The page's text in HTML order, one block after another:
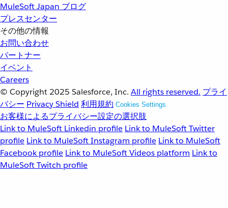
MuleSoft Japan ブログ
プレスセンター
その他の情報
お問い合わせ
パートナー
イベント
Careers
© Copyright 2025 Salesforce, Inc. All rights reserved. プライ
バシー Privacy Shield 利用規約 Cookies Settings
お客様によるプライバシー設定の選択肢
Link to MuleSoft Linkedin profile Link to MuleSoft Twitter
profile Link to MuleSoft Instagram profile Link to MuleSoft
Facebook profile Link to MuleSoft Videos platform Link to
MuleSoft Twitch profile